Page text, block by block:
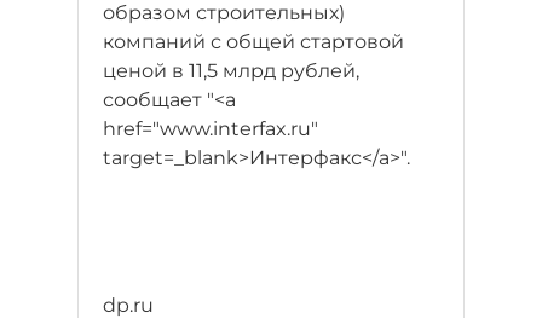
образом строительных)
компаний с общей стартовой
ценой в 11,5 млрд рублей,
сообщает "<a
href="www.interfax.ru"
target=_blank>Интерфакс</a>".
dp.ru